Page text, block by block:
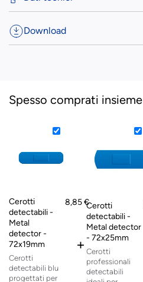
Download
Spesso comprati insieme
Cerotti
detectabili -
Metal
detector -
72x19mm
Cerotti
detectabili blu
progettati per
8,85 €
+
Cerotti
detectabili -
Metal detector
- 72x25mm
Cerotti
professionali
detectabili